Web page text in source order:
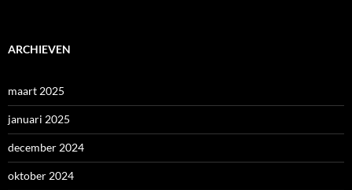
ARCHIEVEN
maart 2025
januari 2025
december 2024
oktober 2024